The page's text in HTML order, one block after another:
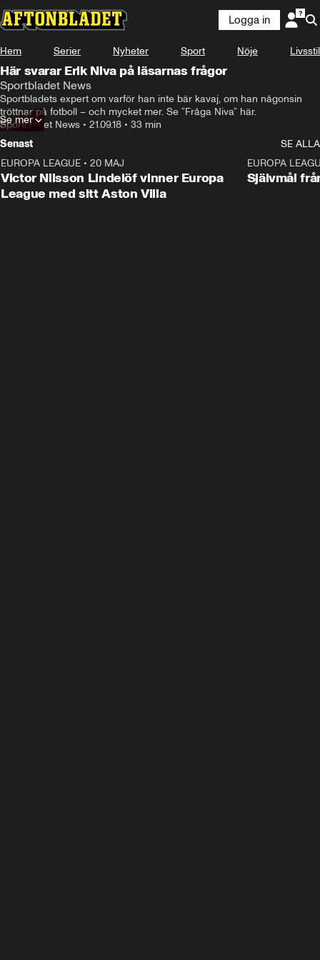
Logga in
Hem Serier Nyheter Sport Nöje Livsstil
Här svarar Erik Niva på läsarnas frågor
Sportbladet News
Sportbladets expert om varför han inte bär kavaj, om han någonsin
tröttnar på fotboll – och mycket mer. Se ”Fråga Niva” här.
Sportbladet News • 21.09.18 • 33 min
Se mer
Senast
SE ALLA
EUROPA LEAGUE • 20 MAJ
Victor Nilsson Lindelöf vinner Europa
League med sitt Aston Villa
EUROPA
Självmål